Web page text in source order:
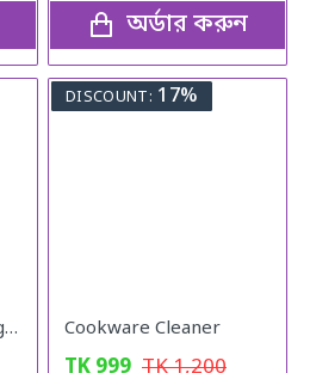
অর্ডার করুন
Furniture Easy Moving Tool Set, Heavy Furniture Moving & Lifting System
DISCOUNT: 17%
Cookware Cleaner